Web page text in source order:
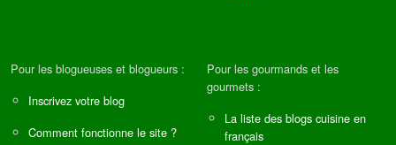
Pour les blogueuses et blogueurs :
Inscrivez votre blog
Comment fonctionne le site ?
Pour les gourmands et les
gourmets :
La liste des blogs cuisine en
français